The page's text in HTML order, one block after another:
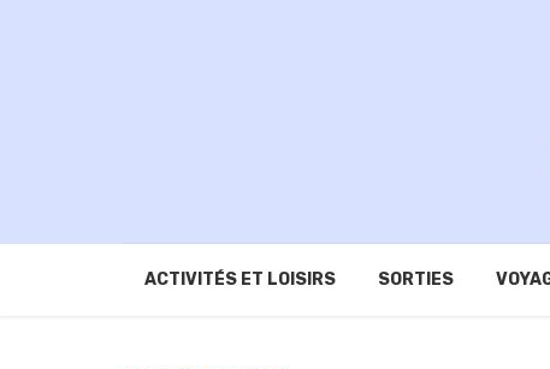
ACTIVITÉS ET LOISIRS SORTIES